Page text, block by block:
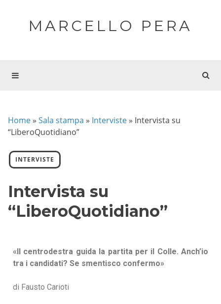
MARCELLO PERA
Home » Sala stampa » Interviste » Intervista su
“LiberoQuotidiano”
INTERVISTE
Intervista su
“LiberoQuotidiano”
«Il centrodestra guida la partita per il Colle. Anch’io
tra i candidati? Se smentisco confermo»
di Fausto Carioti